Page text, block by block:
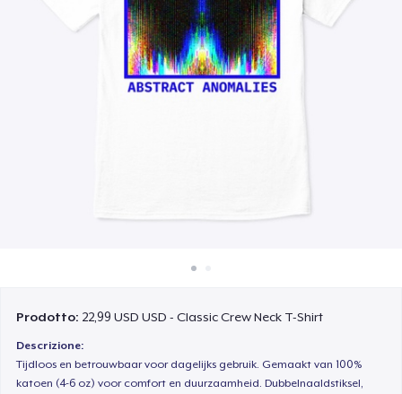
Vendi ovunque
Vendi qualsiasi cosa
Prodotto: 22,99 USD USD - Classic Crew Neck T-Shirt
Descrizione:
Tijdloos en betrouwbaar voor dagelijks gebruik. Gemaakt van 100%
katoen (4-6 oz) voor comfort en duurzaamheid. Dubbelnaaldstiksel,